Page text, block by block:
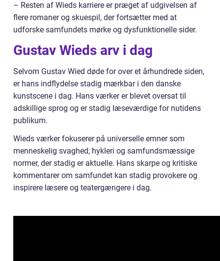
– Resten af Wieds karriere er præget af udgivelsen af
flere romaner og skuespil, der fortsætter med at
udforske samfundets mørke og dysfunktionelle sider.
Gustav Wieds arv i dag
Selvom Gustav Wied døde for over et århundrede siden,
er hans indflydelse stadig mærkbar i den danske
kunstscene i dag. Hans værker er blevet oversat til
adskillige sprog og er stadig læseværdige for nutidens
publikum.
Wieds værker fokuserer på universelle emner som
menneskelig svaghed, hykleri og samfundsmæssige
normer, der stadig er aktuelle. Hans skarpe og kritiske
kommentarer om samfundet kan stadig provokere og
inspirere læsere og teatergængere i dag.